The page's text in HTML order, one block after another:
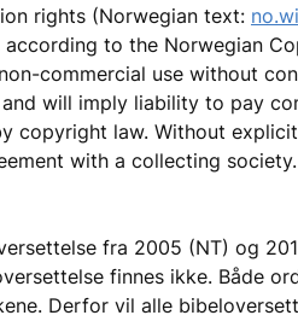
rights (Norwegian text:
according to the Norwegian
commercial use without
will imply liability to pay
copyright law. Without
with a collecting society.
fra 2005 (NT) og
finnes ikke. Både
Derfor vil alle